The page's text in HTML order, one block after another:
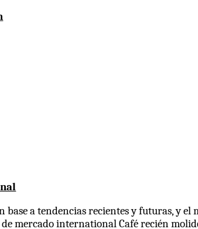
a tendencias recientes y futuras, y
mercado international Café recién